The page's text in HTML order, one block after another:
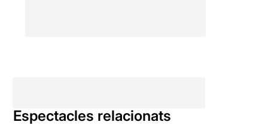
Espectacles relacionats